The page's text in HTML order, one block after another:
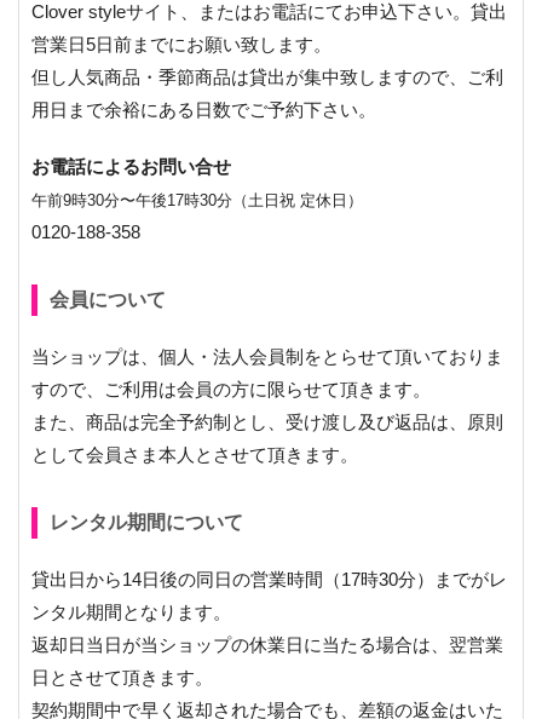
Clover styleサイト、またはお電話にてお申込下さい。貸出
営業日5日前までにお願い致します。
但し人気商品・季節商品は貸出が集中致しますので、ご利
用日まで余裕にある日数でご予約下さい。
お電話によるお問い合せ
午前9時30分〜午後17時30分（土日祝 定休日）
0120-188-358
会員について
当ショップは、個人・法人会員制をとらせて頂いておりま
すので、ご利用は会員の方に限らせて頂きます。
また、商品は完全予約制とし、受け渡し及び返品は、原則
として会員さま本人とさせて頂きます。
レンタル期間について
貸出日から14日後の同日の営業時間（17時30分）までがレ
ンタル期間となります。
返却日当日が当ショップの休業日に当たる場合は、翌営業
日とさせて頂きます。
契約期間中で早く返却された場合でも、差額の返金はいた